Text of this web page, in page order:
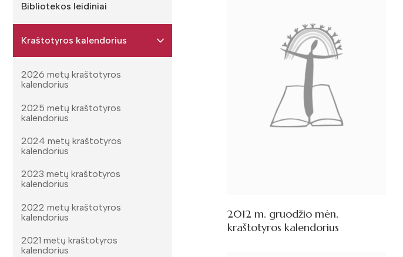
Bibliotekos leidiniai
Kraštotyros kalendorius
2026 metų kraštotyros
kalendorius
2025 metų kraštotyros
kalendorius
2024 metų kraštotyros
kalendorius
2023 metų kraštotyros
kalendorius
2022 metų kraštotyros
kalendorius
2021 metų kraštotyros
kalendorius
2012 m. gruodžio mėn.
kraštotyros kalendorius